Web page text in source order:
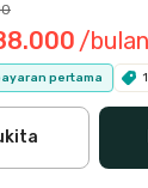
mulai pukul
waktu
pukul 18.00
/bulan
pertama